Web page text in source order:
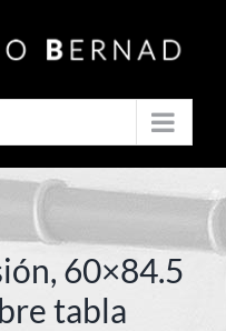
60×84.5
tabla